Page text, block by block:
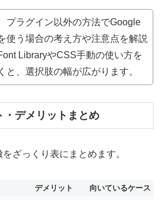
プラグイン以外の方法でGoogle
使う場合の考え方や注意点を解説
LibraryやCSS手動の使い方を
と、選択肢の幅が広がります。
・デメリットまとめ
ざっくり表にまとめます。
デメリット 向いているケース